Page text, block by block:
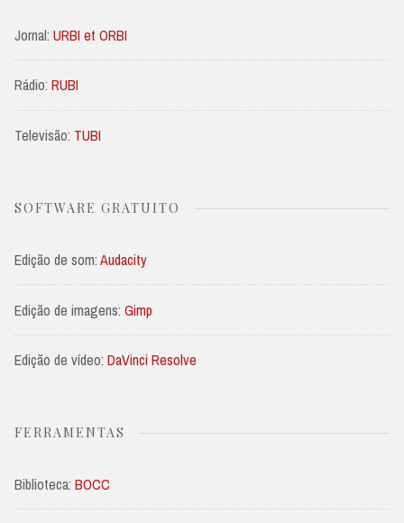
Jornal: URBI et ORBI
Rádio: RUBI
Televisão: TUBI
SOFTWARE GRATUITO
Edição de som:Audacity
Edição de imagens: Gimp
Edição de vídeo: DaVinci Resolve
FERRAMENTAS
Biblioteca: BOCC